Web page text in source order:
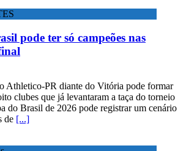
pode ter só campeões nas
Athletico-PR diante do Vitória pode formar
clubes que já levantaram a taça do torneio
do Brasil de 2026 pode registrar um cenário
de [...]